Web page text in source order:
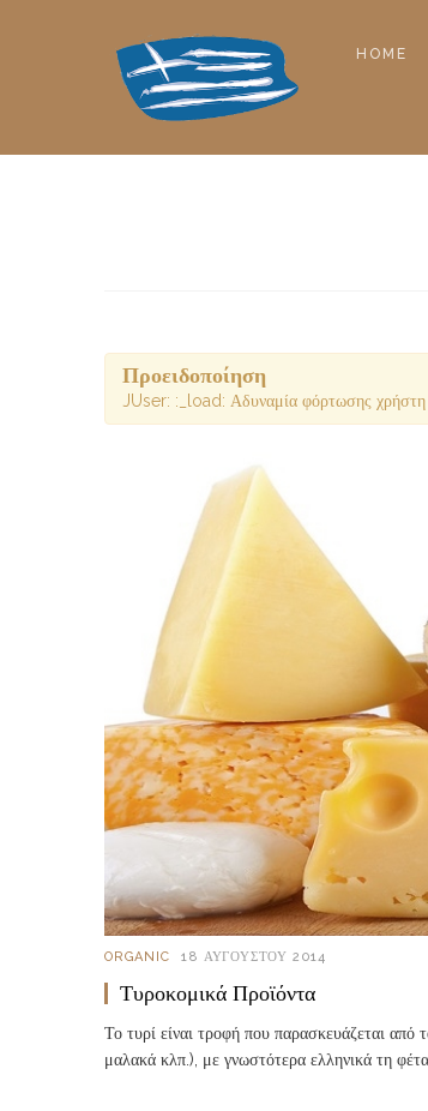
HOME
Προειδοποίηση
JUser: :_load: Αδυναμία φόρτωσης
ORGANIC 18 ΑΥΓΟΎΣΤΟΥ 2014
Τυροκομικά Προϊόντα
Το τυρί είναι τροφή που παρασκευάζεται
μαλακά κλπ.), με γνωστότερα ελληνικά τη